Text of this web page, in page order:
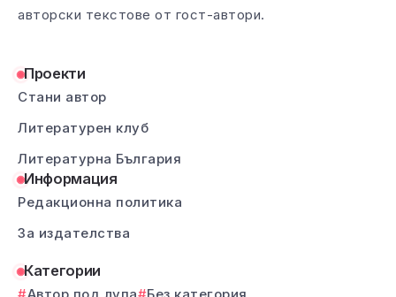
авторски текстове от гост-автори.
Проекти
Стани автор
Литературен клуб
Литературна България
Информация
Редакционна политика
За издателства
Категории